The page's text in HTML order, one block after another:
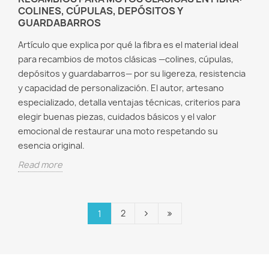
COLINES, CÚPULAS, DEPÓSITOS Y
GUARDABARROS
Artículo que explica por qué la fibra es el material ideal
para recambios de motos clásicas —colines, cúpulas,
depósitos y guardabarros— por su ligereza, resistencia
y capacidad de personalización. El autor, artesano
especializado, detalla ventajas técnicas, criterios para
elegir buenas piezas, cuidados básicos y el valor
emocional de restaurar una moto respetando su
esencia original.
Read more
1 2